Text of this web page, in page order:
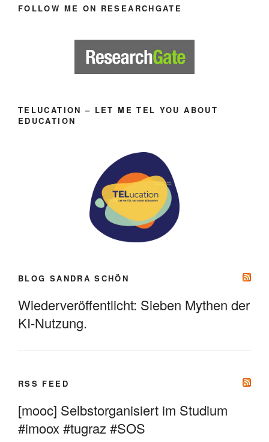
FOLLOW ME ON RESEARCHGATE
TELUCATION – LET ME TEL YOU ABOUT
EDUCATION
BLOG SANDRA SCHÖN
Wiederveröffentlicht: Sieben Mythen der
KI-Nutzung.
RSS FEED
[mooc] Selbstorganisiert im Studium
#imoox #tugraz #SOS